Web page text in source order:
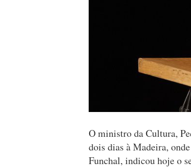
O ministro da Cultura,
dois dias à Madeira,
Funchal, indicou hoje o